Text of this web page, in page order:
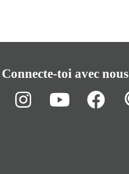
Connecte-toi avec nous